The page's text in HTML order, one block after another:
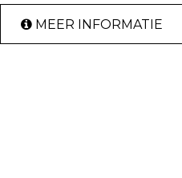
MEER INFORMATIE